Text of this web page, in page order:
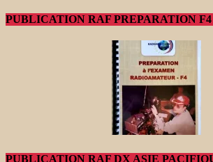
PUBLICATION RAF PREPARATION F4
PUBLICATION RAF DX ASIE